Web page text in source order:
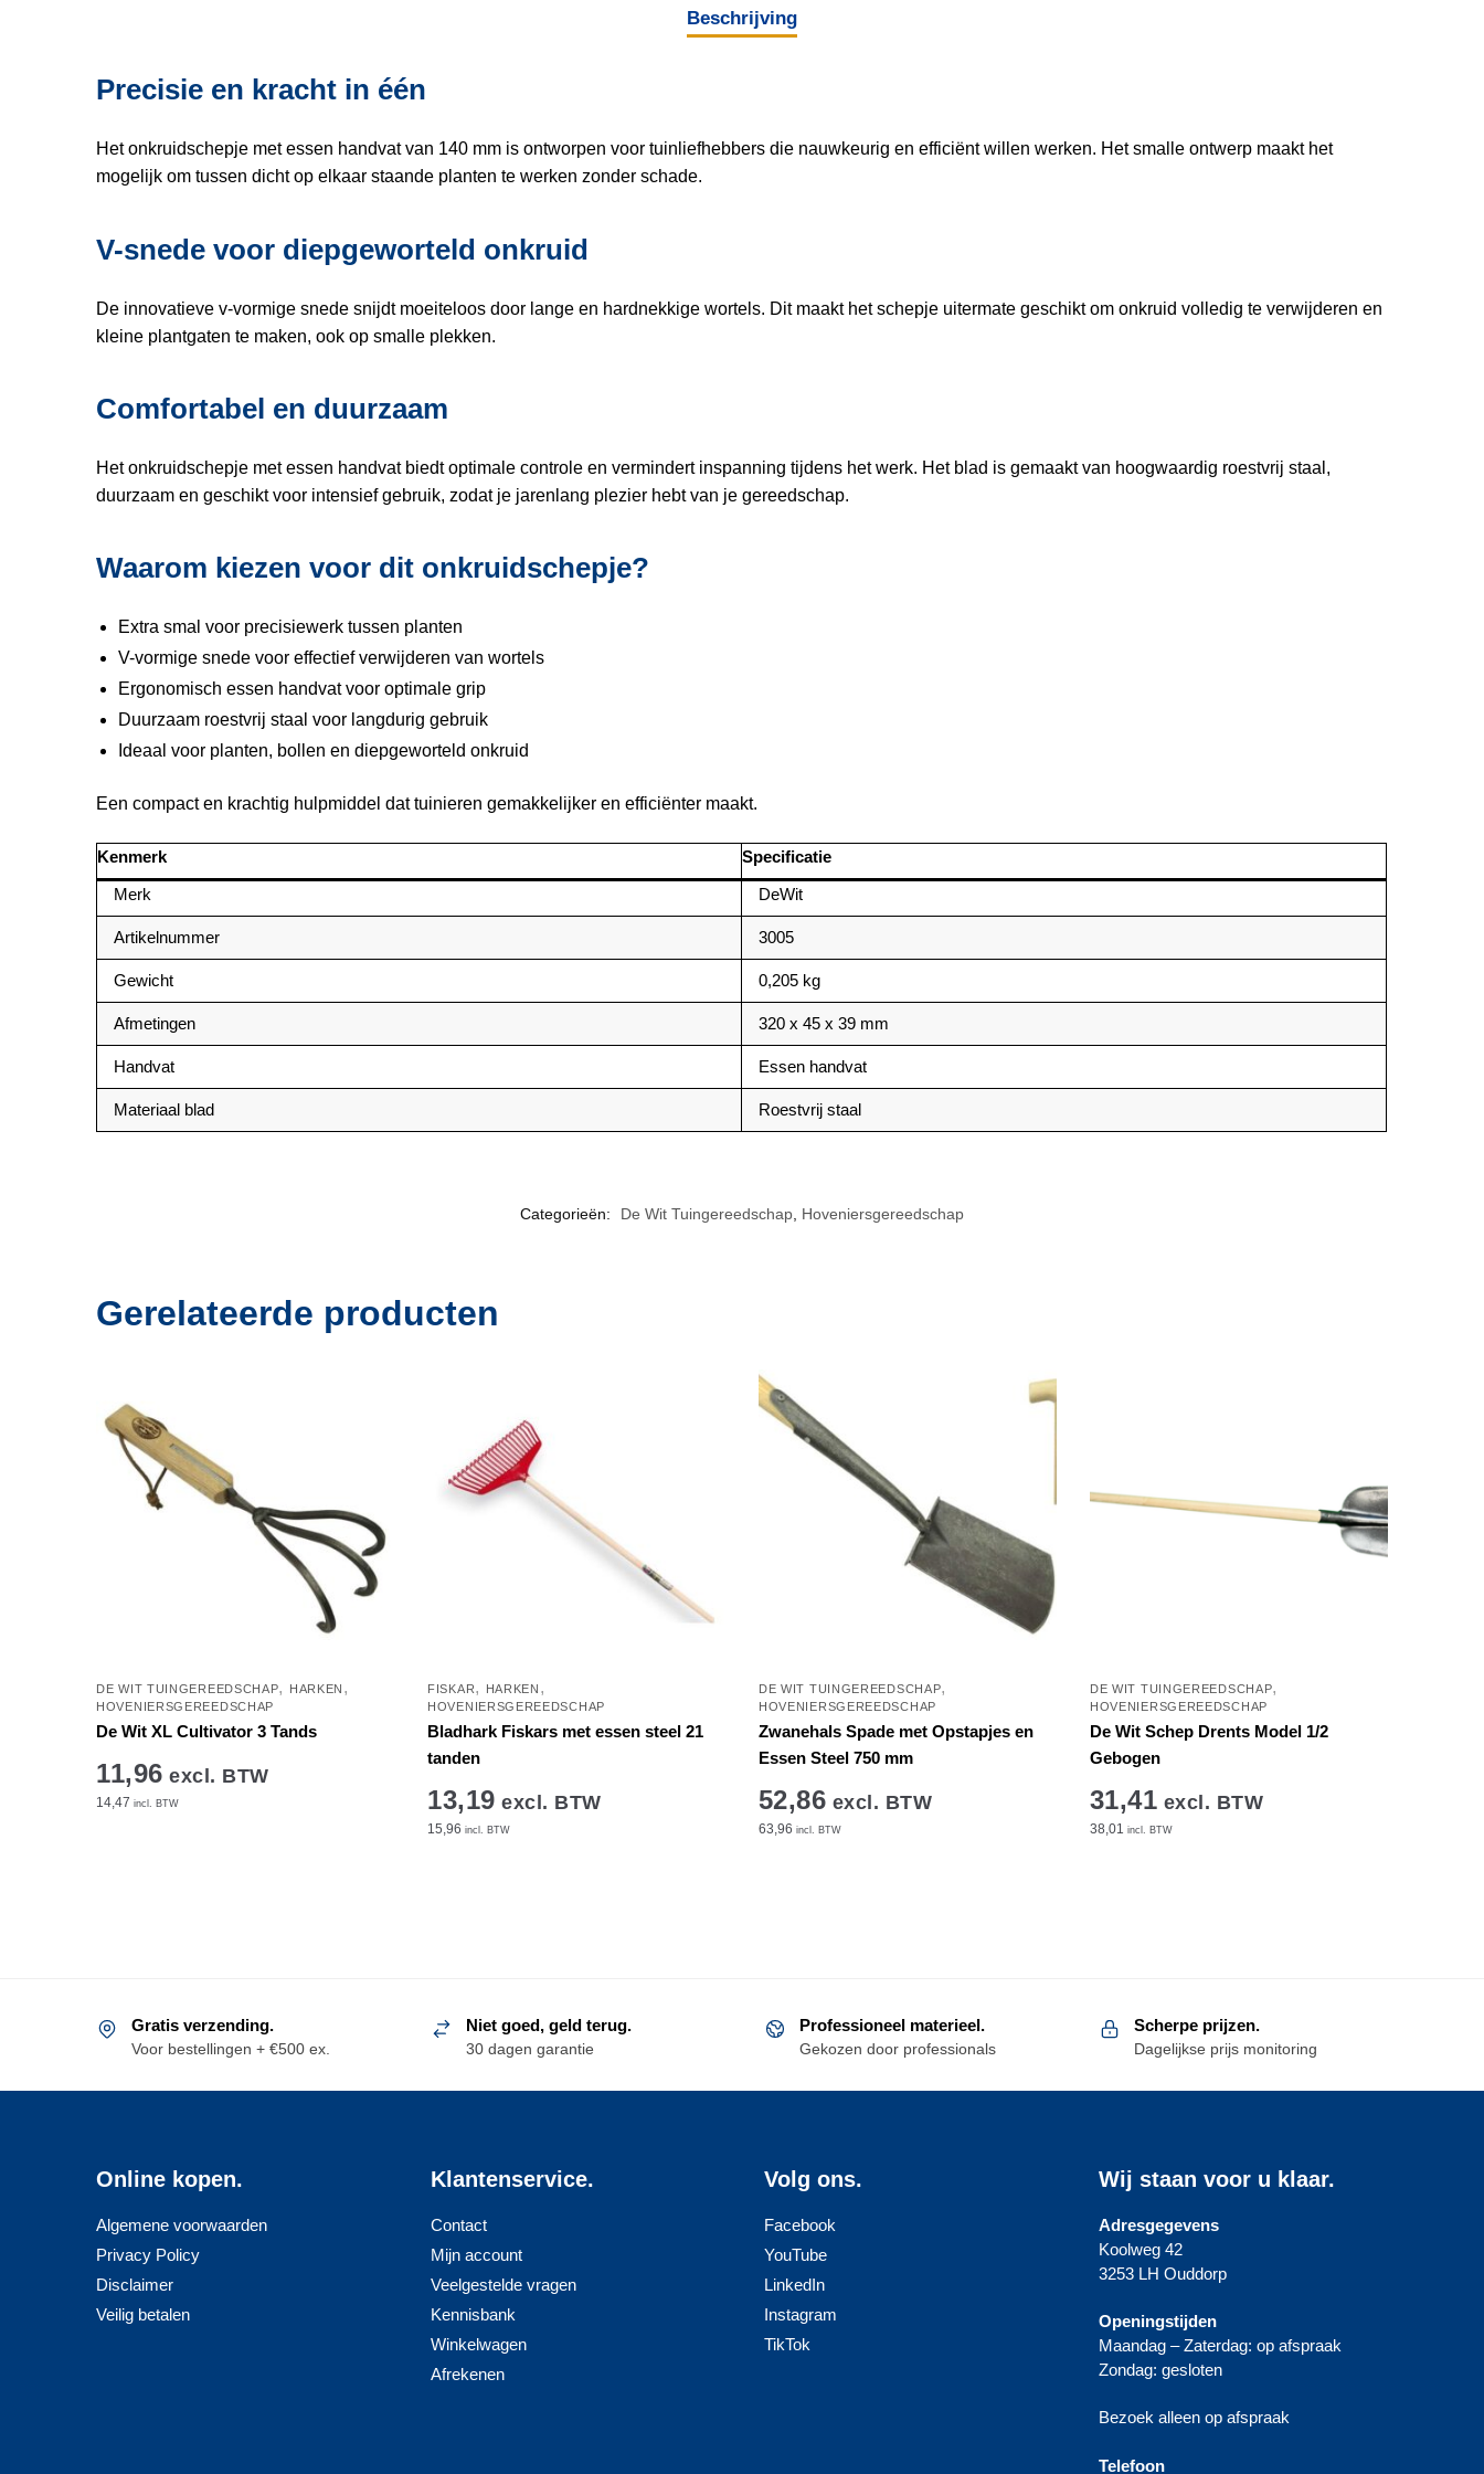
Beschrijving
Precisie en kracht in één
Het onkruidschepje met essen handvat van 140 mm is ontworpen voor tuinliefhebbers die nauwkeurig en efficiënt willen werken. Het smalle ontwerp maakt het
mogelijk om tussen dicht op elkaar staande planten te werken zonder schade.
V-snede voor diepgeworteld onkruid
De innovatieve v-vormige snede snijdt moeiteloos door lange en hardnekkige wortels. Dit maakt het schepje uitermate geschikt om onkruid volledig te verwijderen en
kleine plantgaten te maken, ook op smalle plekken.
Comfortabel en duurzaam
Het onkruidschepje met essen handvat biedt optimale controle en vermindert inspanning tijdens het werk. Het blad is gemaakt van hoogwaardig roestvrij staal,
duurzaam en geschikt voor intensief gebruik, zodat je jarenlang plezier hebt van je gereedschap.
Waarom kiezen voor dit onkruidschepje?
Extra smal voor precisiewerk tussen planten
V-vormige snede voor effectief verwijderen van wortels
Ergonomisch essen handvat voor optimale grip
Duurzaam roestvrij staal voor langdurig gebruik
Ideaal voor planten, bollen en diepgeworteld onkruid
Een compact en krachtig hulpmiddel dat tuinieren gemakkelijker en efficiënter maakt.
Kenmerk
Specificatie
Merk
DeWit
Artikelnummer 3005
Gewicht 0,205 kg
Afmetingen 320 x 45 x 39 mm
Handvat Essen handvat
Materiaal blad Roestvrij staal
Categorieën: De Wit Tuingereedschap Hoveniersgereedschap
Gerelateerde producten
DE WIT TUINGEREEDSCHAP, HARKEN ,
HOVENIERSGEREEDSCHAP
De Wit XL Cultivator 3 Tands
11,96 excl. BTW
14,47 incl. BTW
FISKAR, HARKEN ,
HOVENIERSGEREEDSCHAP
Bladhark Fiskars met essen steel 21
tanden
13,19 excl. BTW
15,96 incl. BTW
DE WIT TUINGEREEDSCHAP,
HOVENIERSGEREEDSCHAP
Zwanehals Spade met Opstapjes en
Essen Steel 750 mm
52,86 excl. BTW
63,96 incl. BTW
DE WIT TUINGEREEDSCHAP,
HOVENIERSGEREEDSCHAP
De Wit Schep Drents Model 1/2
Gebogen
31,41 excl. BTW
38,01 incl. BTW
Gratis verzending.
Voor bestellingen + €500 ex.
Niet goed, geld terug.
30 dagen garantie
Professioneel materieel.
Gekozen door professionals
Scherpe prijzen.
Dagelijkse prijs monitoring
Online kopen.
Algemene voorwaarden
Privacy Policy
Disclaimer
Veilig betalen
Klantenservice.
Contact
Mijn account
Veelgestelde vragen
Kennisbank
Winkelwagen
Afrekenen
Volg ons.
Facebook
YouTube
LinkedIn
Instagram
TikTok
Wij staan voor u klaar.
Adresgegevens
Koolweg 42
3253 LH Ouddorp
Openingstijden
Maandag – Zaterdag: op afspraak
Zondag: gesloten
Bezoek alleen op afspraak
Telefoon